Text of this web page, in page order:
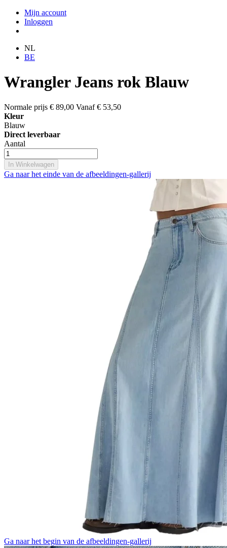
Mijn account
Inloggen
NL
BE
Wrangler Jeans rok Blauw
Normale prijs € 89,00 Vanaf € 53,50
Kleur
Blauw
Direct leverbaar
Aantal
In Winkelwagen
Ga naar het einde van de afbeeldingen-gallerij
Ga naar het begin van de afbeeldingen-gallerij